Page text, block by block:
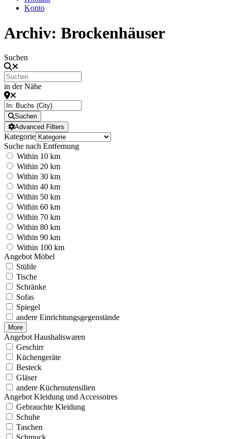
Konto
Archiv: Brockenhäuser
Suchen
in der Nähe
Suchen
Advanced Filters
Kategorie
Suche nach Entfernung
Within 10 km
Within 20 km
Within 30 km
Within 40 km
Within 50 km
Within 60 km
Within 70 km
Within 80 km
Within 90 km
Within 100 km
Angebot Möbel
Stühle
Tische
Schränke
Sofas
Spiegel
andere Einrichtungsgegenstände
More
Angebot Haushaltswaren
Geschirr
Küchengeräte
Besteck
Gläser
andere Küchenutensilien
Angebot Kleidung und Accessoires
Gebrauchte Kleidung
Schuhe
Taschen